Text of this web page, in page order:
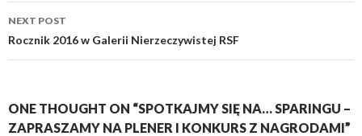
NEXT POST
Rocznik 2016 w Galerii Nierzeczywistej RSF
ONE THOUGHT ON “SPOTKAJMY SIĘ NA… SPARINGU –
ZAPRASZAMY NA PLENER I KONKURS Z NAGRODAMI”